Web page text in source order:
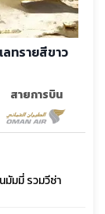
ลทรายสีขาว
สายการบิน
มมี่ รวมวีซ่า